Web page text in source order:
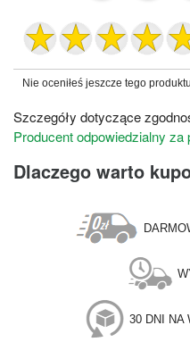
Nie oceniłeś jeszcze tego produktu.
Szczegóły dotyczące
Producent odpowiedzialny za
Dlaczego warto
30 DNI NA